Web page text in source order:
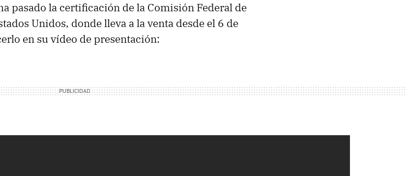
pasado la certificación de la Comisión Federal de
Unidos, donde lleva a la venta desde el 6 de
en su vídeo de presentación: